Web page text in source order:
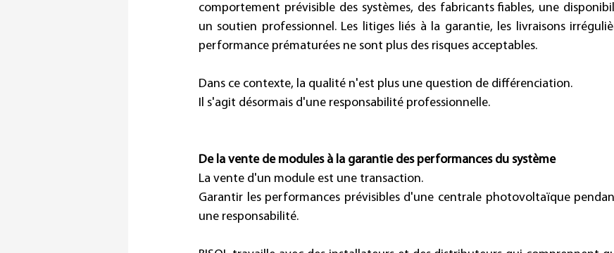
comportement prévisible des systèmes, des fabricants fiables, une
un soutien professionnel. Les litiges liés à la garantie, les livraisons
performance prématurées ne sont plus des risques acceptables.
Dans ce contexte, la qualité n'est plus une question de différenciation.
Il s'agit désormais d'une responsabilité professionnelle.
De la vente de modules à la garantie des performances du système
La vente d'un module est une transaction.
Garantir les performances prévisibles d'une centrale photovoltaïque
une responsabilité.